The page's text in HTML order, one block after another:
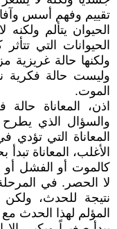
تقييم وفهم أسس
الحيوان يتألم
الحيوانات التي
ولكنها حالة غريزية
وليست حالة فكرية
الموت.
اذن، المعاناة
والسؤال الذي
المعاناة التي تؤدي
الأغلب، المعاناة
كالموت أو الفشل أو
لا الحصر. في
نتيجة للحدث،
المؤلم لهذا الحدث